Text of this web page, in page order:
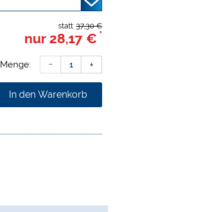
37,30 €
statt
nur 28,17 € *
Menge:
In den Warenkorb